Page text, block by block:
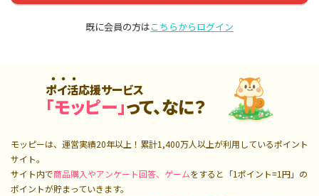
既に会員の方はこちらからログイン
ポイ活応援サービス
「モッピー」って、なに？
モッピーは、運営実績20年以上！累計1,400万人以上が利用しているポイント
サイト。
サイト内で商品購入やアンケート回答、ゲームをすると「1ポイント=1円」の
ポイントが貯まっていきます。